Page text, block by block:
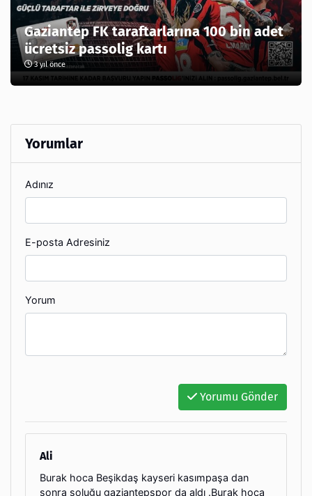
Gaziantep FK taraftarlarına 100 bin adet
ücretsiz passolig kartı
3 yıl önce
Yorumlar
Adınız
E-posta Adresiniz
Yorum
Yorumu Gönder
Ali
Burak hoca Beşikdaş kayseri kasımpaşa dan
sonra soluğu gaziantepspor da aldı .Burak hoca